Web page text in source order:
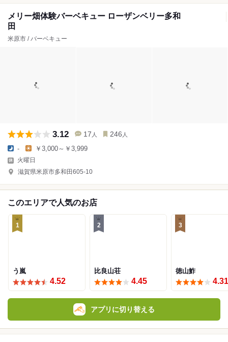
メリー畑体験バーベキュー ローザンベリー多和
田
米原市 / バーベキュー
3.12 17 人 246 人
- ￥3,000～￥3,999
火曜日
滋賀県米原市多和田605-10
このエリアで人気のお店
1
う嵐
4.52
2
比良山荘
4.45
3
徳山鮓
4.31
アプリに切り替える